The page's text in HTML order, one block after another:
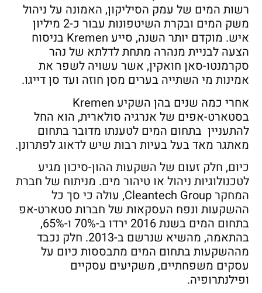
רשות המים של עמק הסיליקון, האמונה על ניהול
משק המים ובקרת השיטפונות עבור כ-2 מיליון
איש. מוקדם יותר השנה, סייע Kremen בניסוח
הצעה לבניית מנהרה מתחת לדלתא של נהר
סקרמנטו-סאן חואקין, אשר עשויה לשפר את
אמינות מי השתייה בערים מסן חוזה ועד סן דייגו.
אחרי כמה שנים בהן השקיע Kremen
בסטארט-אפים של אנרגיה סולארית, הוא החל
להתעניין בתחום המים לטענתו מדובר בתחום
מאתגר מאד בעל בעיות רבות שיש לדאוג לפתרונן.
כיום, חלק זעום של השקעות ההון-סיכון מגיע
לטכנולוגיות ניהול או טיהור מים. מניתוח של חברת
המחקר Cleantech Group, עולה כי סך כל
ההשקעות ונפח העסקאות של חברות סטארט-אפ
בתחום המים בשנת 2016 ירדו ב-70% ו-65%,
בהתאמה, מהשיא שנרשם ב-2013. חלק נכבד
מההשקעות בתחום המים מתבססות כיום על
עסקים משפחתיים, משקיעים עסקיים
ופילנתרופיה.